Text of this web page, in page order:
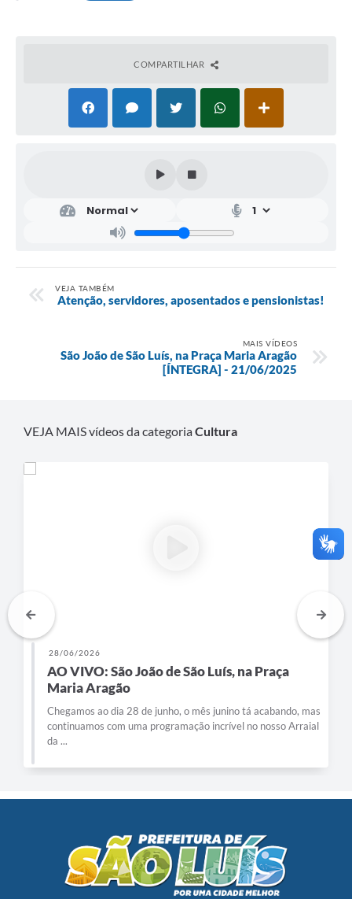
COMPARTILHAR
VEJA TAMBÉM
️ Atenção, servidores, aposentados e pensionistas!
MAIS VÍDEOS
São João de São Luís, na Praça Maria Aragão
[ÍNTEGRA] - 21/06/2025
VEJA MAIS vídeos da categoriaCultura
28/06/2026
AO VIVO: São João de São Luís, na Praça
Maria Aragão
Chegamos ao dia 28 de junho, o mês junino tá acabando, mas
continuamos com uma programação incrível no nosso Arraial
da ...